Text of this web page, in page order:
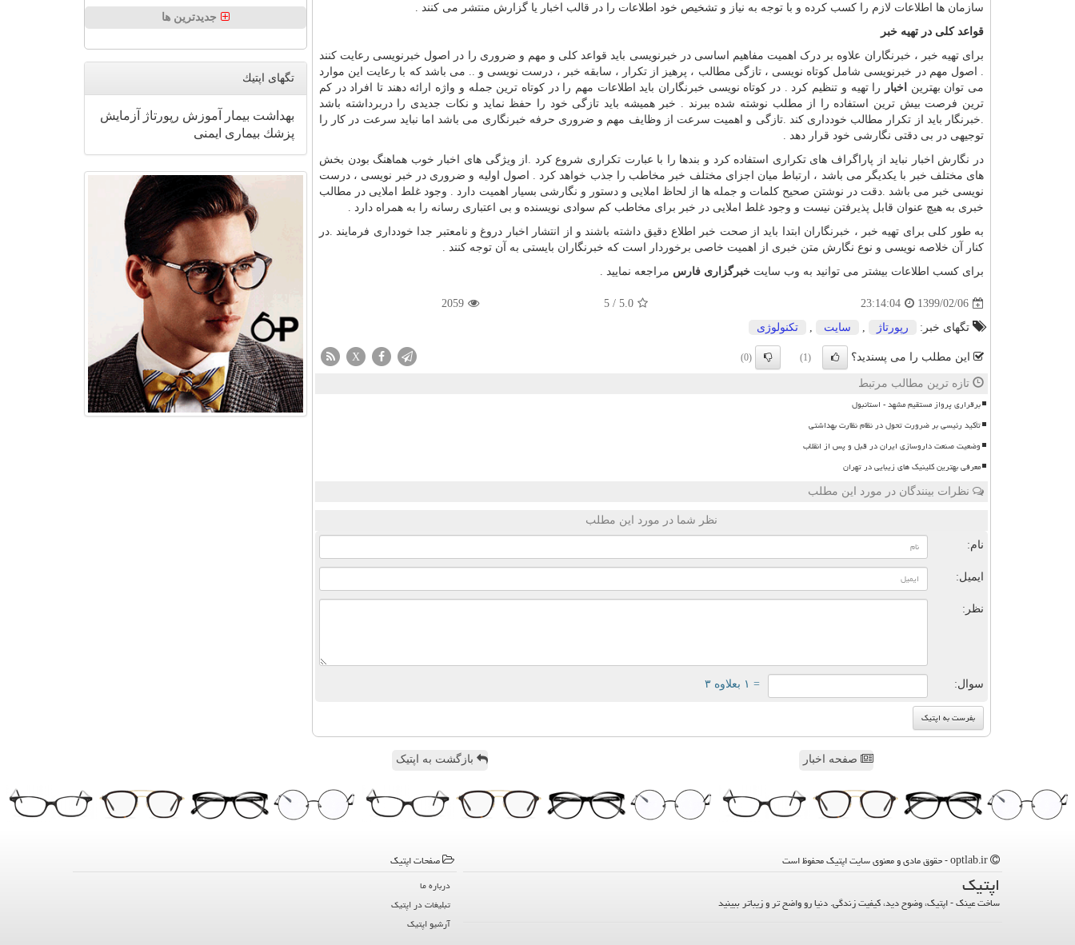
سازمان ها اطلاعات لازم را کسب کرده و با توجه به نیاز و تشخیص خود اطلاعات را در قالب اخبار یا گزارش منتشر می کنند .
قواعد کلی در تهیه خبر
برای تهیه خبر ، خبرنگاران علاوه بر درک اهمیت مفاهیم اساسی در خبرنویسی باید قواعد کلی و مهم و ضروری را در اصول خبرنویسی رعایت کنند
. اصول مهم در خبرنویسی شامل کوتاه نویسی ، تازگی مطالب ، پرهیز از تکرار ، سابقه خبر ، درست نویسی و .. می باشد که با رعایت این موارد
می توان بهترین
اخبار
را تهیه و تنظیم کرد . در کوتاه نویسی خبرنگاران باید اطلاعات مهم را در کوتاه ترین جمله و واژه ارائه دهند تا افراد در کم
ترین فرصت بیش ترین استفاده را از مطلب نوشته شده ببرند . خبر همیشه باید تازگی خود را حفظ نماید و نکات جدیدی را دربرداشته باشد
.خبرنگار باید از تکرار مطالب خودداری کند .تازگی و اهمیت سرعت از وظایف مهم و ضروری حرفه خبرنگاری می باشد اما نباید سرعت در کار را
توجیهی در بی دقتی نگارشی خود قرار دهد .
در نگارش اخبار نباید از پاراگراف های تکراری استفاده کرد و بندها را با عبارت تکراری شروع کرد .از ویژگی های اخبار خوب هماهنگ بودن بخش
های مختلف خبر با یکدیگر می باشد ، ارتباط میان اجزای مختلف خبر مخاطب را جذب خواهد کرد . اصول اولیه و ضروری در خبر نویسی ، درست
نویسی خبر می باشد .دقت در نوشتن صحیح کلمات و جمله ها از لحاظ املایی و دستور و نگارشی بسیار اهمیت دارد . وجود غلط املایی در مطالب
خبری به هیچ عنوان قابل پذیرفتن نیست و وجود غلط املایی در خبر برای مخاطب کم سوادی نویسنده و بی اعتباری رسانه را به همراه دارد .
به طور کلی برای تهیه خبر ، خبرنگاران ابتدا باید از صحت خبر اطلاع دقیق داشته باشند و از انتشار اخبار دروغ و نامعتبر جدا خودداری فرمایند .در
کنار آن خلاصه نویسی و نوع نگارش متن خبری از اهمیت خاصی برخوردار است که خبرنگاران بایستی به آن توجه کنند .
برای کسب اطلاعات بیشتر می توانید به وب سایت خبرگزاری فارس مراجعه نمایید .
1399/02/06
23:14:04
5.0
/
5
2059
تگهای خبر: رپورتاژ , سایت , تكنولوژی
این مطلب را می پسندید؟ (1)
(0)
X
تازه ترین مطالب مرتبط
برقراری پرواز مستقیم مشهد - استانبول
تأکید رئیسی بر ضرورت تحول در نظام نظارت بهداشتی
وضعیت صنعت داروسازی ایران در قبل و پس از انقلاب
معرفی بهترین کلینیک های زیبایی در تهران
نظرات بینندگان در مورد این مطلب
نظر شما در مورد این مطلب
نام:
ایمیل:
نظر:
سوال: = ۱ بعلاوه ۳
جدیدترین ها
تگهای اپتیك
بهداشت بیمار آموزش رپورتاژ
آزمایش
پزشك بیماری ایمنی
صفحه اخبار بازگشت به اپتیک
اپتیك
ساخت عینک - اپتیک، وضوح دید، کیفیت زندگی. دنیا رو واضح تر و زیباتر ببینید
صفحات اپتیك
درباره ما
تبلیغات در اپتیك
آرشیو اپتیك